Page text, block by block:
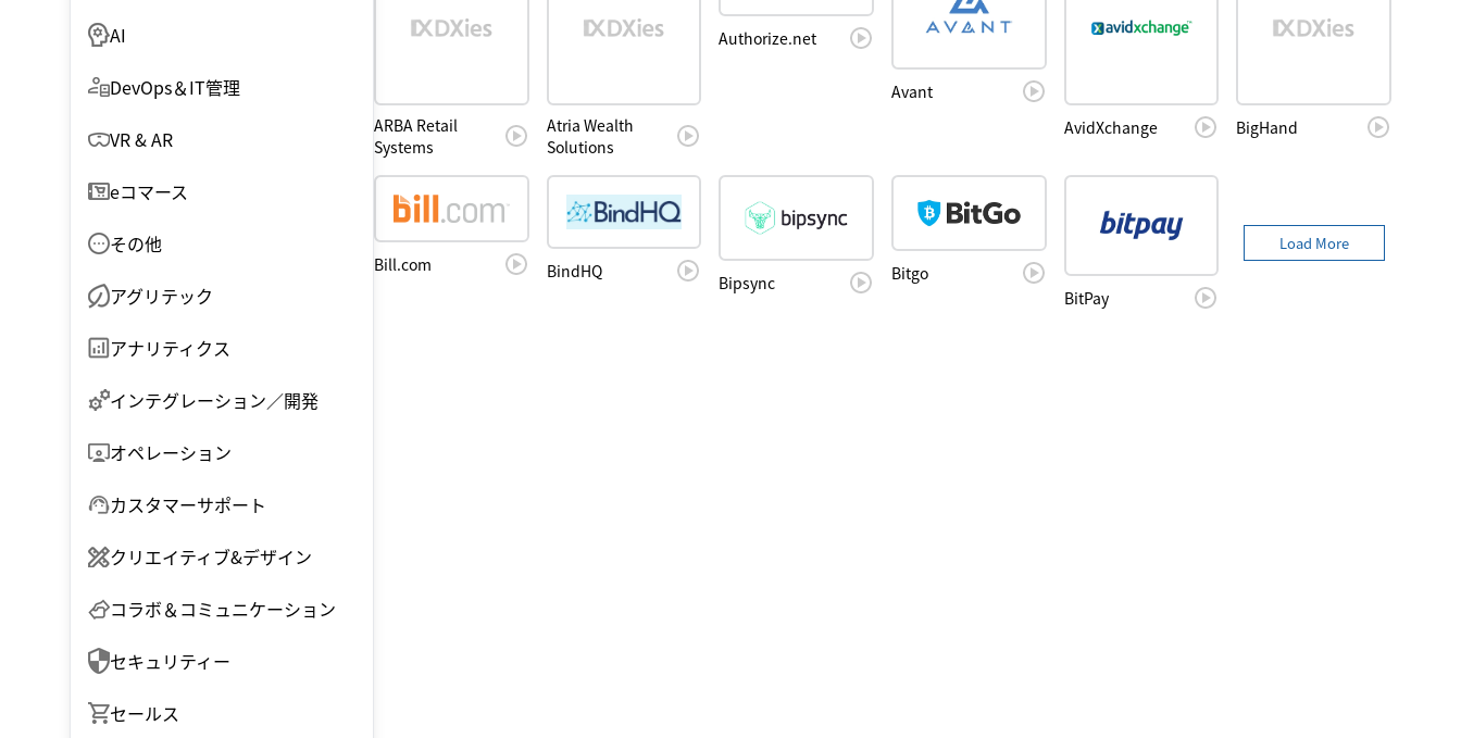
AI
DevOps＆IT管理
VR & AR
eコマース
その他
アグリテック
アナリティクス
インテグレーション／開発
オペレーション
カスタマーサポート
クリエイティブ&デザイン
コラボ＆コミュニケーション
セキュリティー
セールス
ARBA Retail
Systems
Atria Wealth
Solutions
Authorize.net
Avant
AvidXchange
BigHand
Bill.com BindHQ
Bipsync
Bitgo
BitPay
Load More